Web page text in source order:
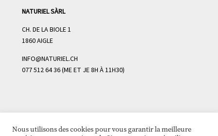
NATURIEL SÀRL
CH. DE LA BIOLE 1
1860 AIGLE
INFO@NATURIEL.CH
077 512 64 36 (ME ET JE 8H À 11H30)
Nous utilisons des cookies pour vous garantir la meilleure